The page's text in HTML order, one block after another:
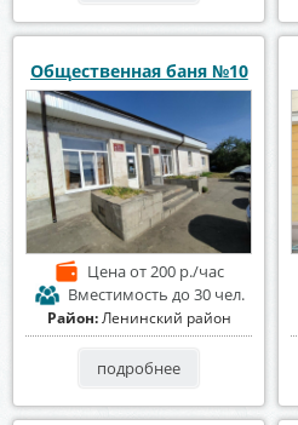
Общественная баня №10
Ценаот 200 р./час
Вместимость до 30 чел.
Район:Ленинский район
подробнее